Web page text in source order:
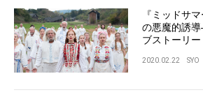
『ミッドサ
の悪魔的誘
ブストーリー
2020.02.22 SYO